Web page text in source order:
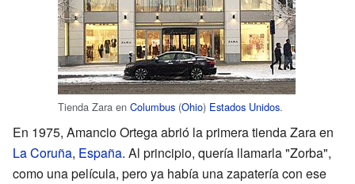
Tienda Zara en Columbus (Ohio) Estados Unidos.
En 1975, Amancio Ortega abrió la primera tienda Zara en
La Coruña, España. Al principio, quería llamarla "Zorba",
como una película, pero ya había una zapatería con ese